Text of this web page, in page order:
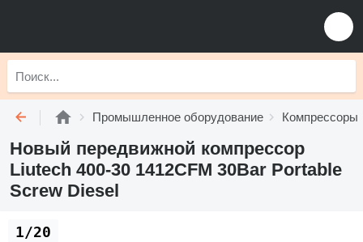
Промышленное оборудование Компрессоры
Новый передвижной компрессор
Liutech 400-30 1412CFM 30Bar Portable
Screw Diesel
1/20